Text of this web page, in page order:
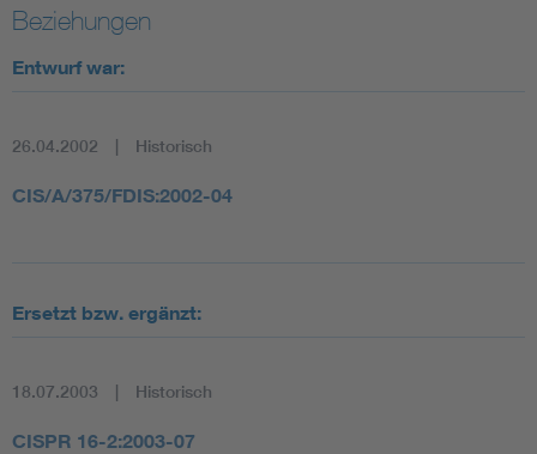
DIN VDE 0100 für sichere Elektroinstallationen
Beziehungen
Entwurf war:
26.04.2002 Historisch
CIS/A/375/FDIS:2002-04
Ersetzt bzw. ergänzt:
18.07.2003 Historisch
CISPR 16-2:2003-07